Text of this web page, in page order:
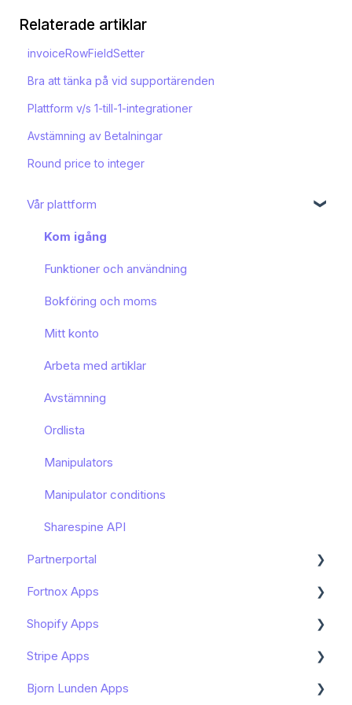
Relaterade artiklar
invoiceRowFieldSetter
Bra att tänka på vid supportärenden
Plattform v/s 1-till-1-integrationer
Avstämning av Betalningar
Round price to integer
Vår plattform
Kom igång
Funktioner och användning
Bokföring och moms
Mitt konto
Arbeta med artiklar
Avstämning
Ordlista
Manipulators
Manipulator conditions
Sharespine API
Partnerportal
Dashboard
Onboarding av slutkund
Avancerat
Kundhantering
Fortnox Apps
Kom igång - Fortnox Marketplace
Bokföring av Shopify - Fortnox Marketplace
Bokföring av PayPal - Fortnox Marketplace
Shopify Apps
Kom igång - Shopify Apps
Hantera prenumerationen av min Shopify App
Stripe Apps
Hantera prenumerationen av min Stripe App
Bjorn Lunden Apps